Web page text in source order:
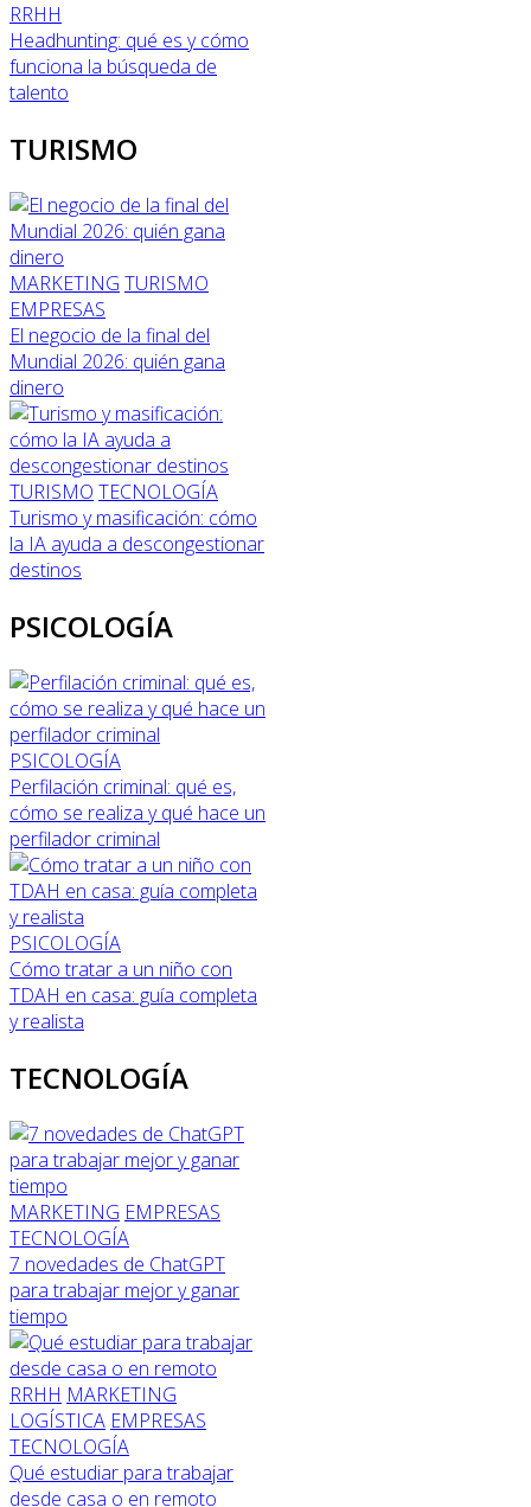
RRHH
Headhunting: qué es y cómo
funciona la búsqueda de
talento
TURISMO
MARKETING TURISMO
EMPRESAS
El negocio de la final del
Mundial 2026: quién gana
dinero
TURISMO TECNOLOGÍA
Turismo y masificación: cómo
la IA ayuda a descongestionar
destinos
PSICOLOGÍA
PSICOLOGÍA
Perfilación criminal: qué es,
cómo se realiza y qué hace un
perfilador criminal
PSICOLOGÍA
Cómo tratar a un niño con
TDAH en casa: guía completa
y realista
TECNOLOGÍA
MARKETING EMPRESAS
TECNOLOGÍA
7 novedades de ChatGPT
para trabajar mejor y ganar
tiempo
RRHH MARKETING
LOGÍSTICA EMPRESAS
TECNOLOGÍA
Qué estudiar para trabajar
desde casa o en remoto